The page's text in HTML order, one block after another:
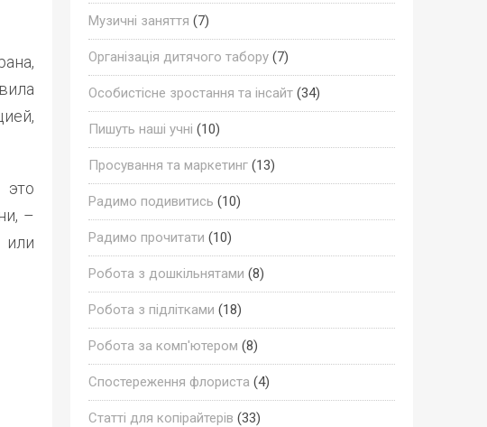
это
–
или
Музичні заняття (7)
Організація дитячого табору(7)
Особистісне зростання та інсайт(34)
Пишуть наші учні (10)
Просування та маркетинг(13)
Радимо подивитись (10)
Радимо прочитати (10)
Робота з дошкільнятами (8)
Робота з підлітками (18)
Робота за комп'ютером (8)
Спостереження флориста (4)
Статті для копірайтерів (33)